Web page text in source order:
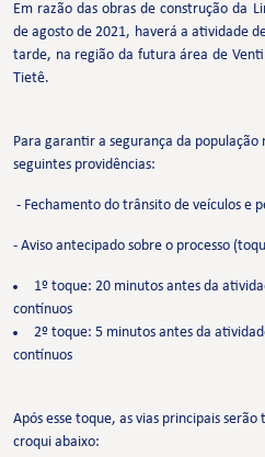
Em razão das obras de construção da
de agosto de 2021, haverá a atividade
tarde, na região da futura área de
Tietê.
Para garantir a segurança da população
seguintes providências:
- Fechamento do trânsito de veículos e
- Aviso antecipado sobre o processo
1º toque: 20 minutos antes da
contínuos
2º toque: 5 minutos antes da
contínuos
Após esse toque, as vias principais
croqui abaixo: